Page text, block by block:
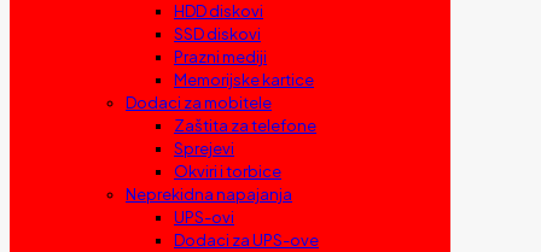
HDD diskovi
SSD diskovi
Prazni mediji
Memorijske kartice
Dodaci za mobitele
Zaštita za telefone
Sprejevi
Okviri i torbice
Neprekidna napajanja
UPS-ovi
Dodaci za UPS-ove